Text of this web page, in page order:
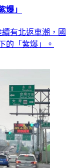
爆」
有北返車潮，國
的「紫爆」。